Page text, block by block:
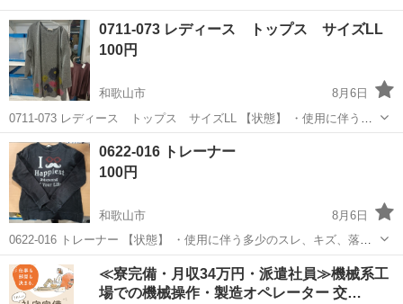
0711-073 レディース トップス サイズLL
100円
和歌山市
8月6日
0711-073 レディース トップス サイズLL 【状態】 ・使用に伴う多
少のスレ、キズ、落としきれない汚れなどございます ・詳細は現地で
ご確認ください ・お値引きは出来かねますのでご了承願います ※中
古...
和歌山 和歌山市 ワンピース
0622-016 トレーナー
100円
和歌山市
8月6日
0622-016 トレーナー 【状態】 ・使用に伴う多少のスレ、キズ、落と
しきれない汚れなどございます ・詳細は現地でご確認ください ・お値
引きは出来かねますのでご了承願います ※中古品のため、状態につい
て...
和歌山 和歌山市 トレーナー 現地
≪寮完備・月収34万円・派遣社員≫機械系工
場での機械操作・製造オペレーター 交…